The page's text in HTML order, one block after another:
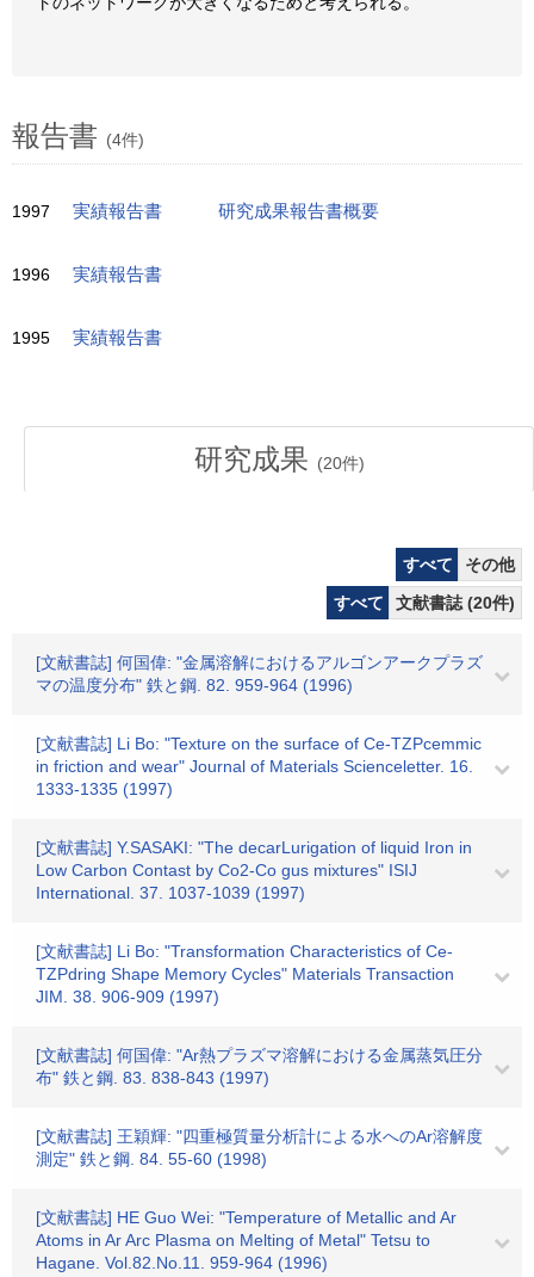
報告書 (4件)
1997 実績報告書 研究成果報告書概要
1996 実績報告書
1995 実績報告書
研究成果 (20件)
すべて
その他
すべて
文献書誌 (20件)
[文献書誌] 何国偉: "金属溶解におけるアルゴンアークプラズ
マの温度分布" 鉄と鋼. 82. 959-964 (1996)
[文献書誌] Li Bo: "Texture on the surface of Ce-TZPcemmic
in friction and wear" Journal of Materials Scienceletter. 16.
1333-1335 (1997)
[文献書誌] Y.SASAKI: "The decarLurigation of liquid Iron in
Low Carbon Contast by Co2-Co gus mixtures" ISIJ
International. 37. 1037-1039 (1997)
[文献書誌] Li Bo: "Transformation Characteristics of Ce-
TZPdring Shape Memory Cycles" Materials Transaction
JIM. 38. 906-909 (1997)
[文献書誌] 何国偉: "Ar熱プラズマ溶解における金属蒸気圧分
布" 鉄と鋼. 83. 838-843 (1997)
[文献書誌] 王穎輝: "四重極質量分析計による水へのAr溶解度
測定" 鉄と鋼. 84. 55-60 (1998)
[文献書誌] HE Guo Wei: "Temperature of Metallic and Ar
Atoms in Ar Arc Plasma on Melting of Metal" Tetsu to
Hagane. Vol.82.No.11. 959-964 (1996)